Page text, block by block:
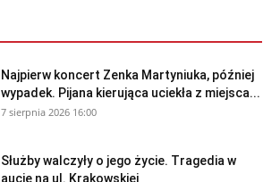
Najpierw koncert Zenka Martyniuka, później
wypadek. Pijana kierująca uciekła z miejsca...
7 sierpnia 2026 16:00
Służby walczyły o jego życie. Tragedia w
aucie na ul. Krakowskiej